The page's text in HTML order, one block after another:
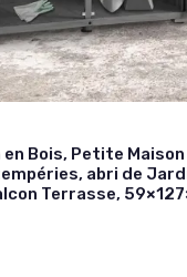
Bois, Petite
abri de
Terrasse,